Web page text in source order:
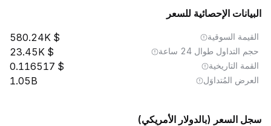
البيانات الإحصائية للسعر
القيمة السوقية 580.24K
حجم التداول طوال 24 ساعة 23.45K
القمة التاريخية 0.116517
العرض المُتداوَل 1.05B
سجل السعر (بالدولار الأمريكي)